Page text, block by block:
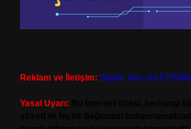
Reklam ve İletişim: Skype:
Yasal Uyarı: